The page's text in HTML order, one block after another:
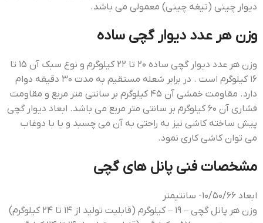
دیوار چینی (تیغه چینی) معمولی می باشد.
وزن هر عدد دیوار گچی ساده
وزن هر عدد دیوار گچی ساده ۲۰ تا ۲۲ کیلوگرم و نوع سبک آن ۱۵ تا
۱۶ کیلوگرم است . در برابر شعله مستقیم به مدت ۳۰ دقیقه دوام
دارد. مقاومت خمشی آن ۴۵ کیلوگرم بر سانتی متر مربع و مقاومت
فشاری آن ۶۰ کیلوگرم بر سانتی متر مربع می باشد. ابعاد دیوار گچی
پیش ساخته کاشی نیز به راحتی به آن می چسبد و یا با دوغاب
می توان کاشی کاری نمود.
مشخصات فنی پانل های گچی
ابعاد ۱۰/۵۰/۶۶- سانتیمتر
وزن هر پانل گچی – ۱۹ – کیلوگرم (قابلیت تولید از ۱۴ تا ۲۴ کیلوگرم)